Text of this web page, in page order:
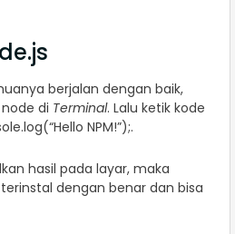
berjalan dengan baik,
di Terminal. Lalu ketik kode
NPM!”);.
hasil pada layar, maka
terinstal dengan benar dan bisa